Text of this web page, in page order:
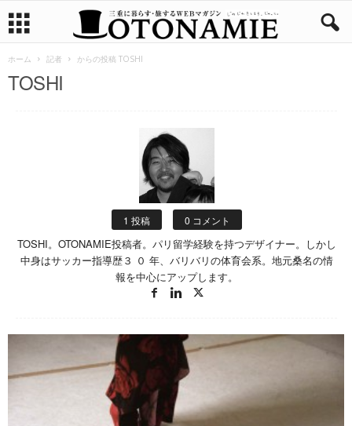
ホーム 記者 からの投稿 TOSHI
TOSHI
1 投稿 0 コメント
TOSHI。OTONAMIE投稿者。パリ留学経験を持つデザイナー。しかし
中身はサッカー指導歴３ ０ 年、バリバリの体育会系。地元桑名の情
報を中心にアップします。